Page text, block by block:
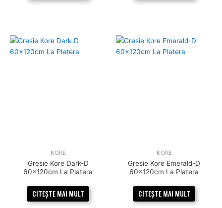
KORE
Gresie Kore Dark-D
60x120cm La Platera
CITEȘTE MAI MULT
KORE
Gresie Kore Emerald-D
60x120cm La Platera
CITEȘTE MAI MULT